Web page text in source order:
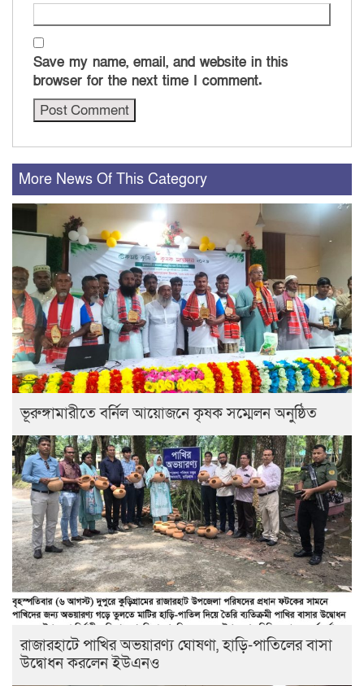
Save my name, email, and website in this
browser for the next time I comment.
More News Of This Category
ভূরুঙ্গামারীতে বর্নিল আয়োজনে কৃষক সম্মেলন অনুষ্ঠিত
রাজারহাটে পাখির অভয়ারণ্য ঘোষণা, হাড়ি-পাতিলের বাসা
উদ্বোধন করলেন ইউএনও